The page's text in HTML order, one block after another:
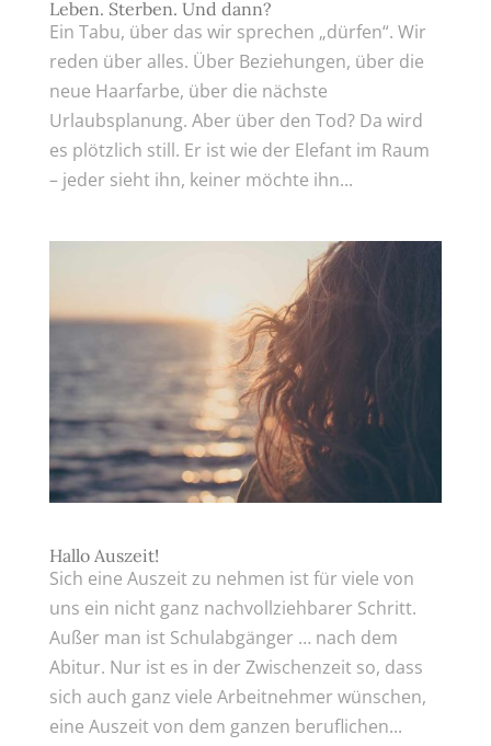
Leben. Sterben. Und dann?
Ein Tabu, über das wir sprechen „dürfen“. Wir
reden über alles. Über Beziehungen, über die
neue Haarfarbe, über die nächste
Urlaubsplanung. Aber über den Tod? Da wird
es plötzlich still. Er ist wie der Elefant im Raum
– jeder sieht ihn, keiner möchte ihn...
Hallo Auszeit!
Sich eine Auszeit zu nehmen ist für viele von
uns ein nicht ganz nachvollziehbarer Schritt.
Außer man ist Schulabgänger … nach dem
Abitur. Nur ist es in der Zwischenzeit so, dass
sich auch ganz viele Arbeitnehmer wünschen,
eine Auszeit von dem ganzen beruflichen...